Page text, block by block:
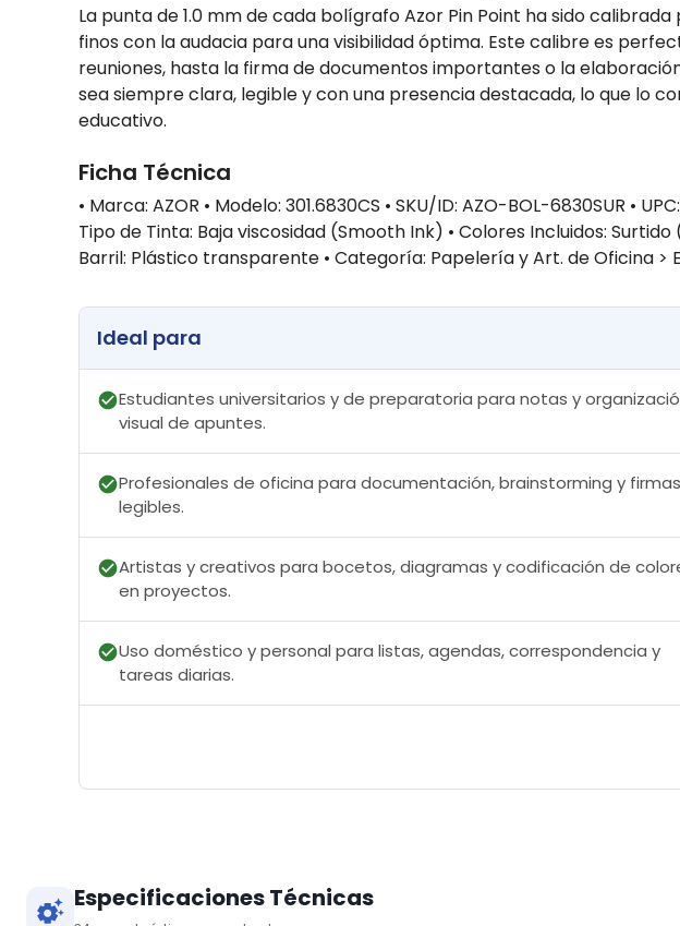
La punta de 1.0 mm de cada bolígrafo Azor Pin Point ha sido
finos con la audacia para una visibilidad óptima. Este calibre es
reuniones, hasta la firma de documentos importantes o la
sea siempre clara, legible y con una presencia destacada, lo que lo
educativo.
Ficha Técnica
• Marca: AZOR • Modelo: 301.6830CS • SKU/ID: AZO-BOL-6830SUR •
Tipo de Tinta: Baja viscosidad (Smooth Ink) • Colores Incluidos:
Barril: Plástico transparente • Categoría: Papelería y Art. de Oficina >
Ideal para
Estudiantes universitarios y de preparatoria para notas y
visual de apuntes.
Profesionales de oficina para documentación, brainstorming y firmas
legibles.
Artistas y creativos para bocetos, diagramas y codificación de
en proyectos.
Uso doméstico y personal para listas, agendas, correspondencia y
tareas diarias.
Especificaciones Técnicas